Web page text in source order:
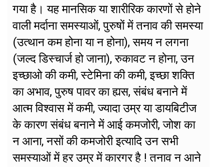
गया है। यह मानसिक या शारीरिक कारणों से होने
वाली मर्दाना समस्याओं, पुरुषों में तनाव की समस्या
(उत्थान कम होना या न होना), समय न लगना
(जल्द डिस्चार्ज हो जाना), रुकावट न होना, उन
इच्छाओ की कमी, स्टेमिना की कमी, इच्छा शक्ति
का अभाव, पुरुष पावर का ह्यस, संबंध बनाने में
आत्म विश्वास में कमी, ज्यादा उम्र या डायबिटीज
के कारण संबंध बनाने में आई कमजोरी, जोश का
न आना, नसों की कमजोरी इत्यादि उन सभी
समस्याओं में हर उम्र में कारगर है ! तनाव न आने